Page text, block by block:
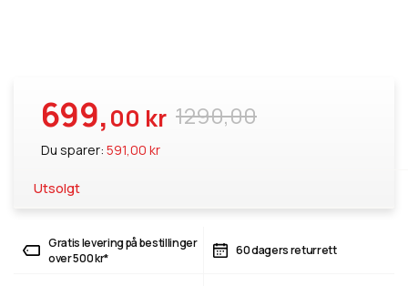
1290,00
699,00 kr
Du sparer: 591,00 kr
Utsolgt
Gratis levering på bestillinger
over 500 kr*
60 dagers returrett